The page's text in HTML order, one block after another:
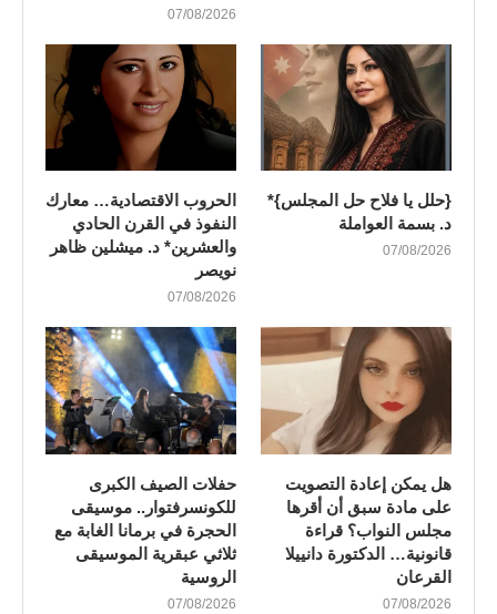
07/08/2026
{حلل يا فلاح حل المجلس}*
د. بسمة العواملة
07/08/2026
الحروب الاقتصادية… معارك
النفوذ في القرن الحادي
والعشرين* د. ميشلين ظاهر
نويصر
07/08/2026
هل يمكن إعادة التصويت
على مادة سبق أن أقرها
مجلس النواب؟ قراءة
قانونية… الدكتورة دانييلا
القرعان
07/08/2026
​حفلات الصيف الكبرى
للكونسرفتوار.. موسيقى
الحجرة في برمانا الغابة مع
ثلاثي عبقرية الموسيقى
الروسية
07/08/2026